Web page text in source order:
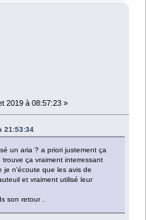
2019 à 08:57:23 »
21:53:34
un aria ? a priori justement ça
ça vraiment interressant
n'écoute que les avis de
et vraiment utilisé leur
son retour .